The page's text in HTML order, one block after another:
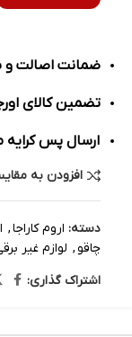
ضمانت اصالت و
تضمین کالای
ارسال پس
افزودن به
دسته: اروم کاراجا,
چاقو , لوازم غیر
اشتراک گذاری: